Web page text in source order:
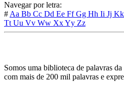
Navegar por letra:
# Aa Bb Cc Dd Ee FfGg Hh Ii Jj Kk
Tt Uu Vv Ww XxYy Zz
Somos uma biblioteca de palavras
com mais de 200 mil palavras e